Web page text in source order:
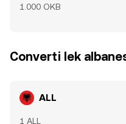
1.000 OKB
Converti lek
ALL
1 ALL